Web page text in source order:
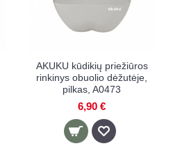
AKUKU kūdikių priežiūros
rinkinys obuolio dėžutėje,
pilkas, A0473
6,90 €